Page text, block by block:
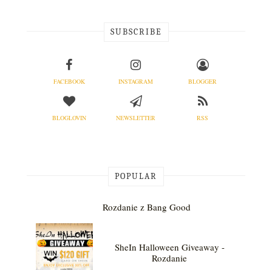
SUBSCRIBE
FACEBOOK INSTAGRAM BLOGGER
BLOGLOVIN NEWSLETTER RSS
POPULAR
Rozdanie z Bang Good
SheIn Halloween Giveaway -
Rozdanie